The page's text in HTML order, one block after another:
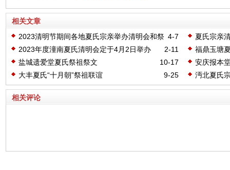
相关文章
4-7
2023清明节期间各地夏氏宗亲举办清明会和祭
祖仪式
夏氏宗亲
2-11
2023年度潼南夏氏清明会定于4月2日举办
福鼎玉塘
本科大学
10-17
盐城遗爱堂夏氏祭祖祭文
安庆报本
9-25
大丰夏氏“十月朝”祭祖联谊 沔北夏氏
相关评论